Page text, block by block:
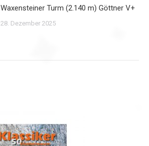
Waxensteiner Turm (2.140 m) Göttner V+
28. Dezember 2025